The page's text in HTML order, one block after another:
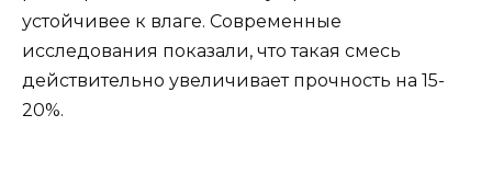
устойчивее к влаге. Современные
исследования показали, что такая смесь
действительно увеличивает прочность на 15-
20%.